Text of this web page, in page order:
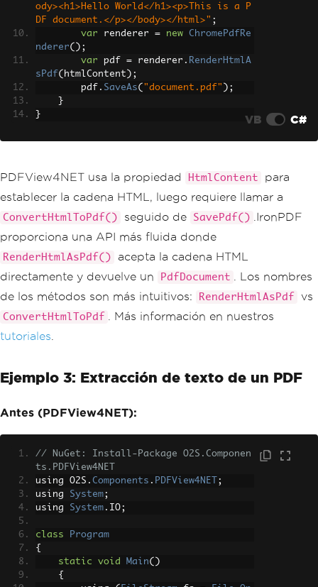
ody><h1>Hello World</h1><p>This is a P
DF document.</p></body></html>" ;
var renderer = new
ChromePdfRe
nderer();
var pdf = renderer . RenderHtmlA
sPdf( htmlContent );
        pdf
. SaveAs( "document.pdf" );
}
}
VB C#
PDFView4NET usa la propiedad HtmlContent
para
establecer la cadena HTML, luego requiere llamar a
ConvertHtmlToPdf() seguido de SavePdf()
.IronPDF
proporciona una API más fluida donde
RenderHtmlAsPdf()
acepta la cadena HTML
directamente y devuelve un
PdfDocument
. Los nombres
de los métodos son más intuitivos:
RenderHtmlAsPdf vs
ConvertHtmlToPdf
. Más información en nuestros
tutoriales
Ejemplo 3: Extracción de texto de un PDF
Antes (PDFView4NET):
// NuGet: Install-Package O2S.Componen
ts.PDFView4NET
using O2S . Components . PDFView4NET
;
using System;
using System . IO;
class
Program
{
static
void Main()
{